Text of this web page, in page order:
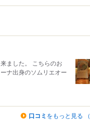
ました。 こちらのお
ナ出身のソムリエオー
口コミ をもっと見る （